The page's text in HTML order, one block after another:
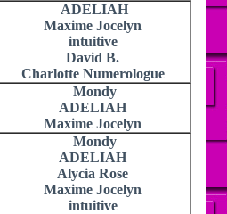
ADELIAH
Maxime Jocelyn
intuitive
David B.
Charlotte Numerologue
Mondy
ADELIAH
Maxime Jocelyn
Mondy
ADELIAH
Alycia Rose
Maxime Jocelyn
intuitive